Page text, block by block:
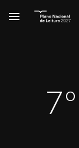
Skip to main